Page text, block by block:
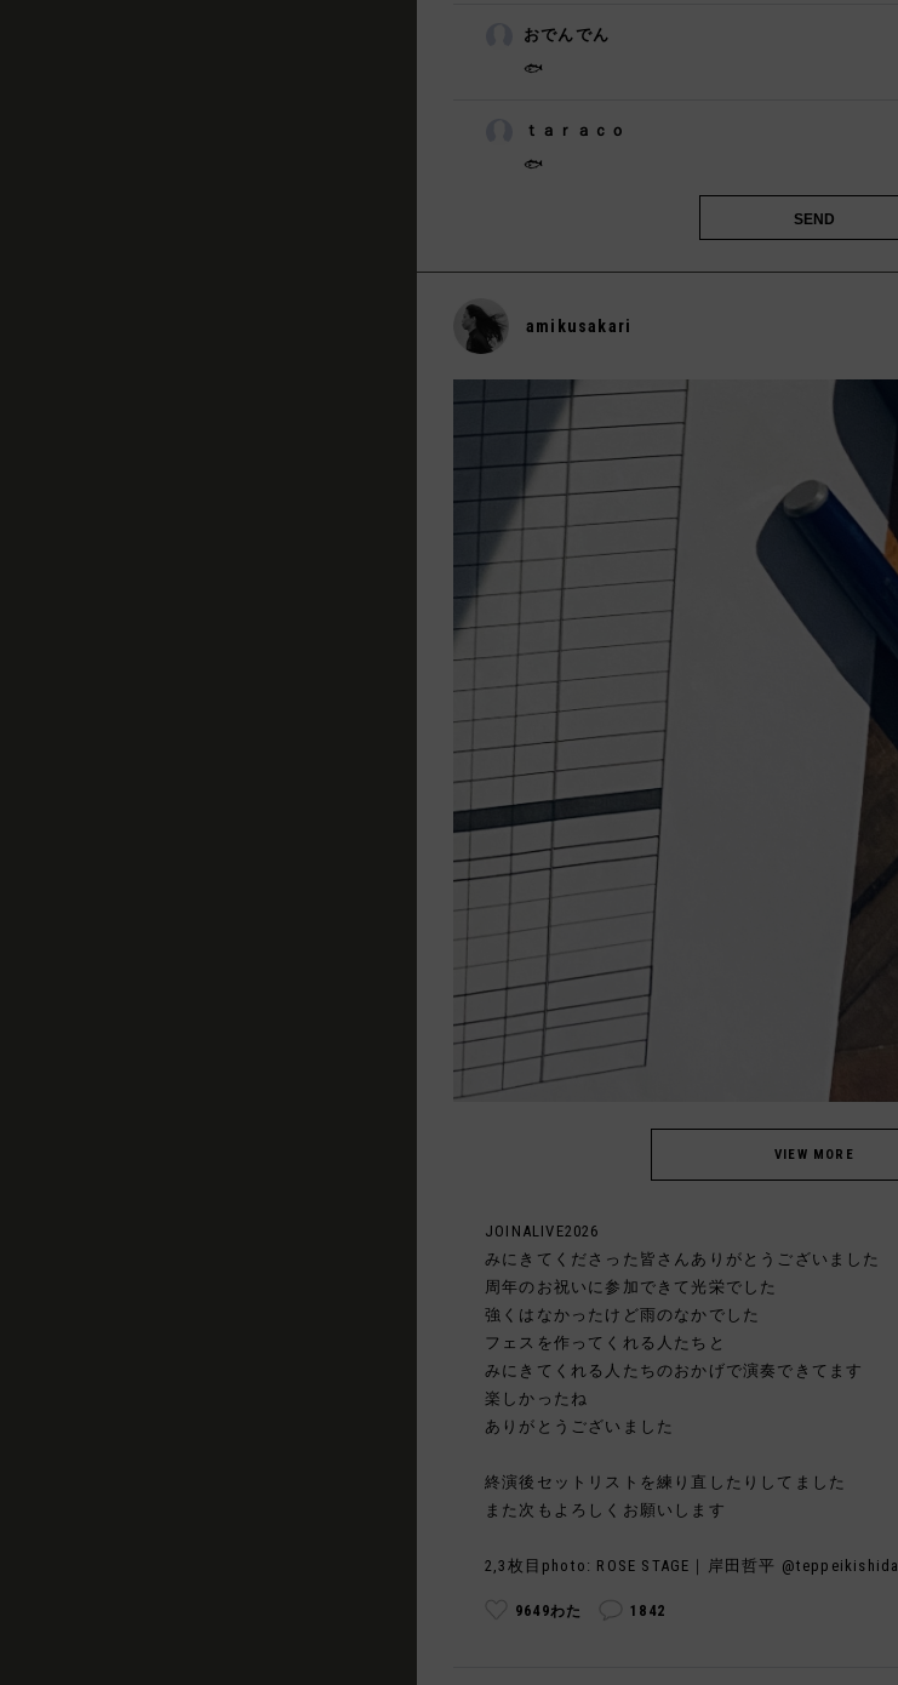
おでんでん
🐟
ｔａｒａｃｏ
🐟
amikusakari
JOINALIVE2026
みにきてくださった皆さんありがとうございました
周年のお祝いに参加できて光栄でした
強くはなかったけど雨のなかでした
フェスを作ってくれる人たちと
みにきてくれる人たちのおかげで演奏できてます
楽しかったね
ありがとうございました
終演後セットリストを練り直したりしてました
また次もよろしくお願いします
2,3枚目photo: ROSE STAGE｜岸田哲平 @teppeikishida
9649わた 1842